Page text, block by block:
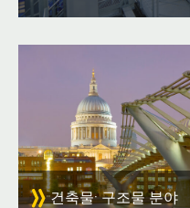
건축물· 구조물 분야